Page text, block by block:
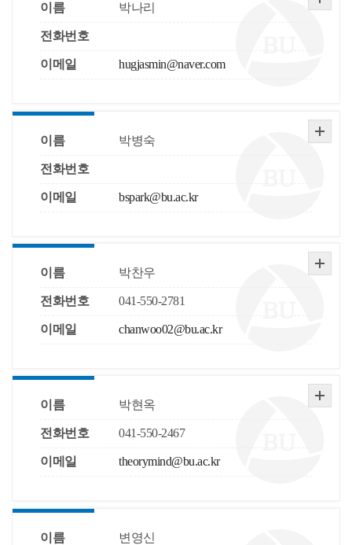
이름 박나리
전화번호
이메일 hugjasmin@naver.com
이름 박병숙
전화번호
이메일 bspark@bu.ac.kr
이름 박찬우
전화번호 041-550-2781
이메일 chanwoo02@bu.ac.kr
이름 박현옥
전화번호 041-550-2467
이메일 theorymind@bu.ac.kr
이름 변영신